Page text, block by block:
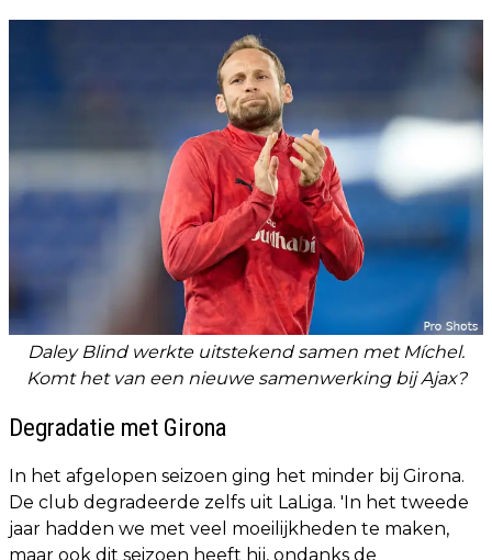
Daley Blind werkte uitstekend samen met Míchel.
Komt het van een nieuwe samenwerking bij Ajax?
Degradatie met Girona
In het afgelopen seizoen ging het minder bij Girona.
De club degradeerde zelfs uit LaLiga. 'In het tweede
jaar hadden we met veel moeilijkheden te maken,
maar ook dit seizoen heeft hij, ondanks de